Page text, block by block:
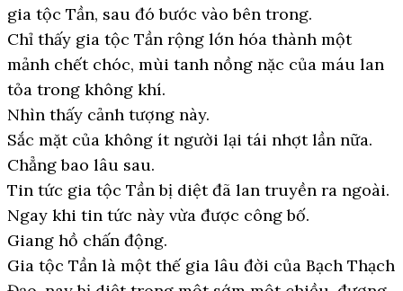
gia tộc Tần, sau đó bước vào bên trong.
Chỉ thấy gia tộc Tần rộng lớn hóa thành một
mảnh chết chóc, mùi tanh nồng nặc của máu lan
tỏa trong không khí.
Nhìn thấy cảnh tượng này.
Sắc mặt của không ít người lại tái nhợt lần nữa.
Chẳng bao lâu sau.
Tin tức gia tộc Tần bị diệt đã lan truyền ra ngoài.
Ngay khi tin tức này vừa được công bố.
Giang hồ chấn động.
Gia tộc Tần là một thế gia lâu đời của Bạch Thạch